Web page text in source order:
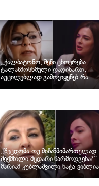
„ქალბატონო, შენი ცხოვრება
ტალახმოსხმული დადიხართ,
აუცილებლად გამოვიყენებ რა
ინფორმაციაც მაქვს“… – რა
მარიამ კუბლაშვილი
„შეცდომა თუ მიზანმიმართულად
შექმნილი მცდარი წარმოდგენა?“
მარიამ კუბლაშვილი ნატა
საქმეზე ვიდეომიმართვას